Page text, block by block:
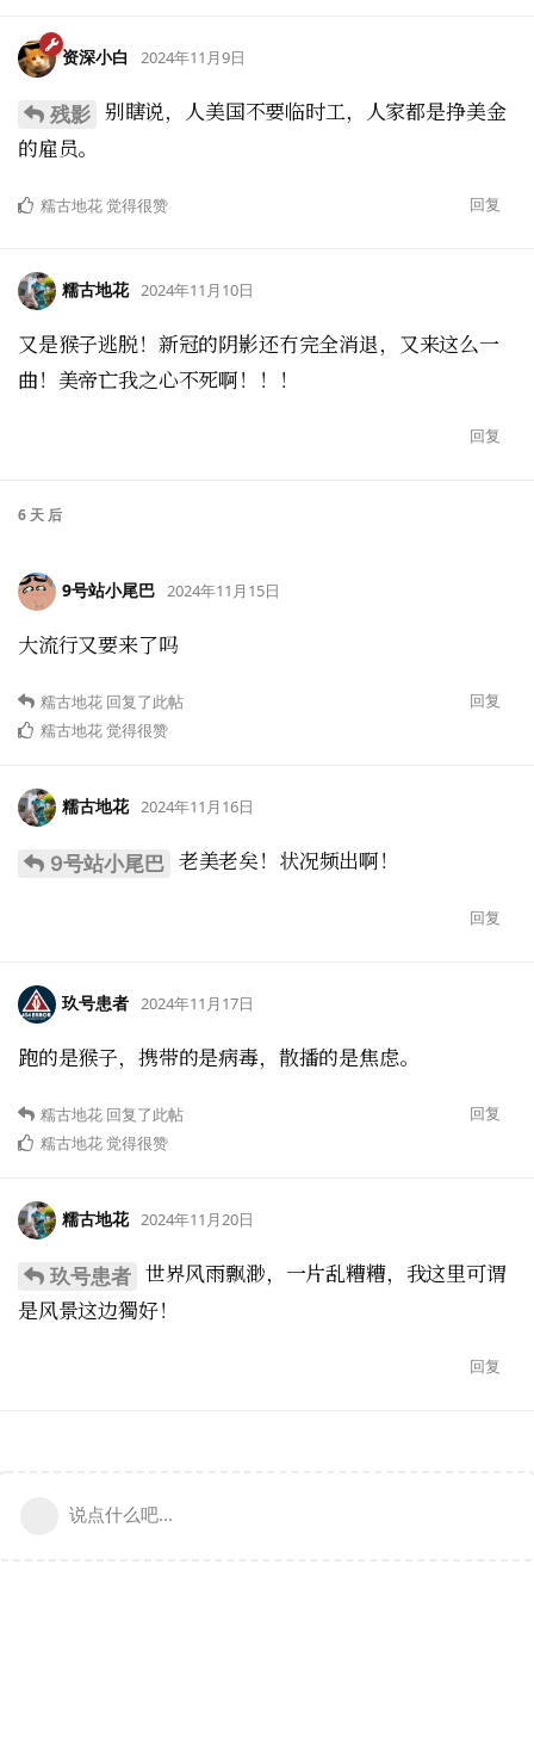
资深小白 2024年11月9日
残影
别瞎说，人美国不要临时工，人家都是挣美金
的雇员。
回复
糯古地花觉得很赞
糯古地花 2024年11月10日
又是猴子逃脱！新冠的阴影还冇完全消退，又来这么一
曲！美帝亡我之心不死啊！！！
回复
6 天 后
9号站小尾巴 2024年11月15日
大流行又要来了吗
回复
糯古地花 回复了此帖
糯古地花觉得很赞
糯古地花 2024年11月16日
9号站小尾巴 老美老矣！状况频出啊！
回复
玖号患者 2024年11月17日
跑的是猴子，携带的是病毒，散播的是焦虑。
回复
糯古地花 回复了此帖
糯古地花觉得很赞
糯古地花 2024年11月20日
玖号患者
世界风雨飘渺，一片乱糟糟，我这里可谓
是风景这边獨好！
回复
说点什么吧...